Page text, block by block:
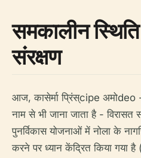
समकालीन
संरक्षण
आज, कासेर्मा प्रिंस्cipe अमोdeo
नाम से भी जाना जाता है -
पुनर्विकास योजनाओं में नोला के
करने पर ध्यान केंद्रित किया गया है